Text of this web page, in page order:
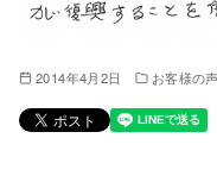
2014年4月2日 お客様の声